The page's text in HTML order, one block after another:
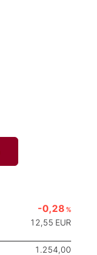
-0,28 %
12,55 EUR
1.254,00